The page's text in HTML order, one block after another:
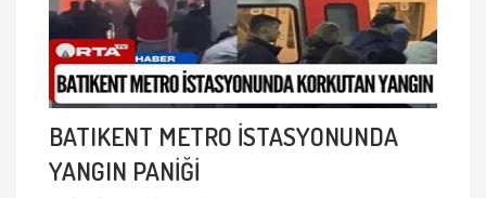
BATIKENT METRO İSTASYONUNDA
YANGIN PANİĞİ